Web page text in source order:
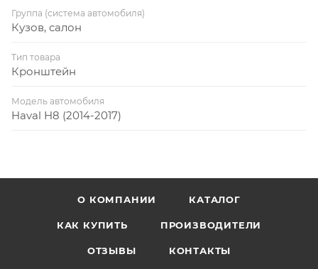
Группа (система автомобиля)
Кузов, салон
Тип товара
Кронштейн
Модель автомобиля
Haval H8 (2014-2017)
О КОМПАНИИ КАТАЛОГ
КАК КУПИТЬ ПРОИЗВОДИТЕЛИ
ОТЗЫВЫ КОНТАКТЫ